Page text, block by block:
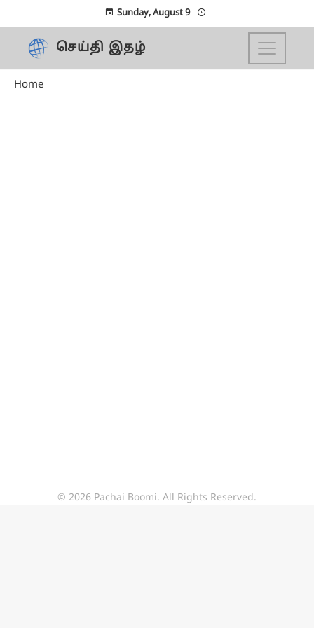
Sunday, August 9
செய்தி இதழ்
Home
© 2026 Pachai Boomi. All Rights Reserved.